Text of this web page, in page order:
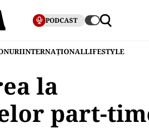
PODCAST
INTERNAȚIONALLIFESTYLE
la
part-